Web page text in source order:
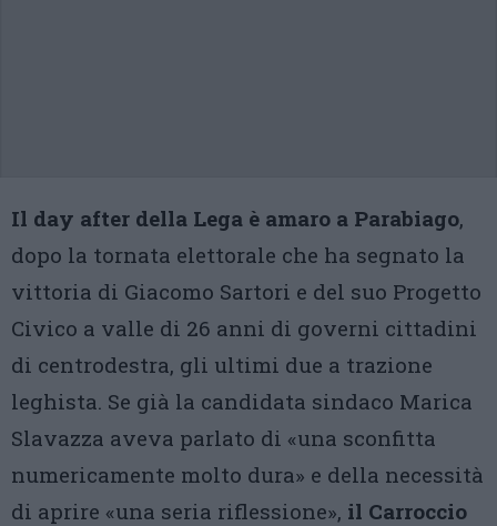
Il day after della Lega è amaro a Parabiago,
dopo la tornata elettorale che ha segnato la
vittoria di Giacomo Sartori e del suo Progetto
Civico a valle di 26 anni di governi cittadini
di centrodestra, gli ultimi due a trazione
leghista. Se già la candidata sindaco Marica
Slavazza aveva parlato di «una sconfitta
numericamente molto dura» e della necessità
di aprire «una seria riflessione», il Carroccio